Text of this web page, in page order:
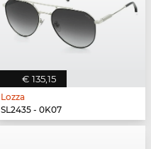
€ 135,15
Lozza
SL2435 - 0K07